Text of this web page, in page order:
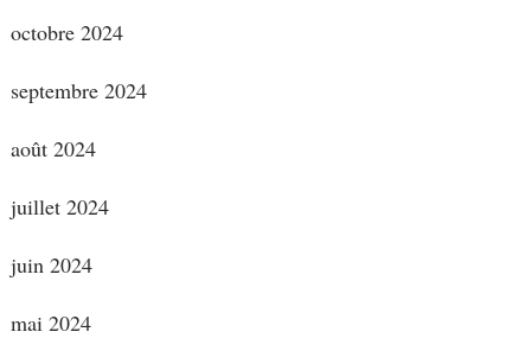
octobre 2024
septembre 2024
août 2024
juillet 2024
juin 2024
mai 2024